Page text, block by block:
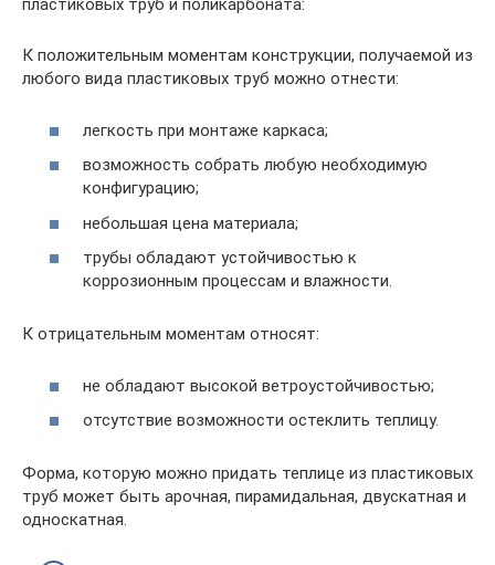
пластиковых труб и поликарбоната:
К положительным моментам конструкции, получаемой из
любого вида пластиковых труб можно отнести:
легкость при монтаже каркаса;
возможность собрать любую необходимую
конфигурацию;
небольшая цена материала;
трубы обладают устойчивостью к
коррозионным процессам и влажности.
К отрицательным моментам относят:
не обладают высокой ветроустойчивостью;
отсутствие возможности остеклить теплицу.
Форма, которую можно придать теплице из пластиковых
труб может быть арочная, пирамидальная, двускатная и
односкатная.